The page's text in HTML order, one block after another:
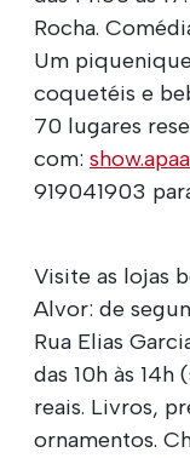
Rocha.
Um
coquetéis e
70 lugares
com:
919041903
Visite as lojas
Alvor: de
Rua Elias
das 10h às 14h
reais. Livros,
ornamentos.